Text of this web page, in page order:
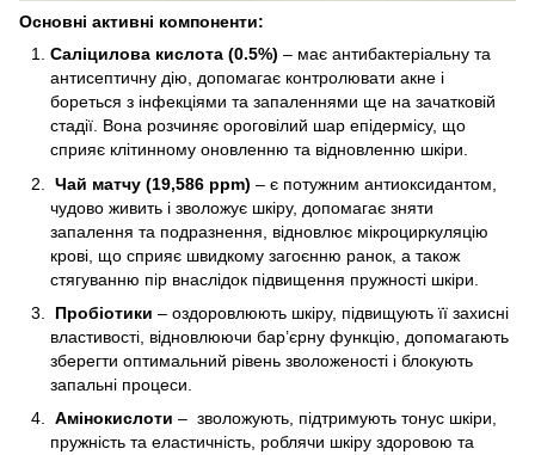
Основні активні компоненти:
Саліцилова кислота (0.5%) – має антибактеріальну та
антисептичну дію, допомагає контролювати акне і
бореться з інфекціями та запаленнями ще на зачатковій
стадії. Вона розчиняє ороговілий шар епідермісу, що
сприяє клітинному оновленню та відновленню шкіри.
Чай матчу (19,586 ppm) – є потужним антиоксидантом,
чудово живить і зволожує шкіру, допомагає зняти
запалення та подразнення, відновлює мікроциркуляцію
крові, що сприяє швидкому загоєнню ранок, а також
стягуванню пір внаслідок підвищення пружності шкіри.
Пробіотики – оздоровлюють шкіру, підвищують її захисні
властивості, відновлюючи бар’єрну функцію, допомагають
зберегти оптимальний рівень зволоженості і блокують
запальні процеси.
Амінокислоти – зволожують, підтримують тонус шкіри,
пружність та еластичність, роблячи шкіру здоровою та